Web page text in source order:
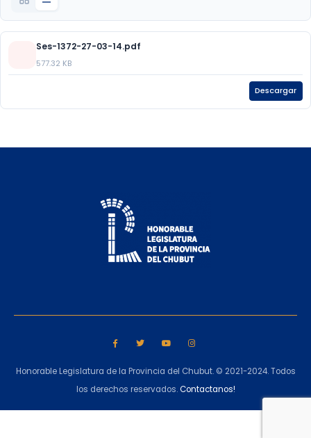
Ses-1372-27-03-14.pdf
577.32 KB
Descargar
Honorable Legislatura de la Provincia del Chubut. © 2021-2024. Todos
los derechos reservados.Contactanos!